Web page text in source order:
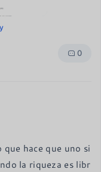
0
hace que uno si
la riqueza es libr